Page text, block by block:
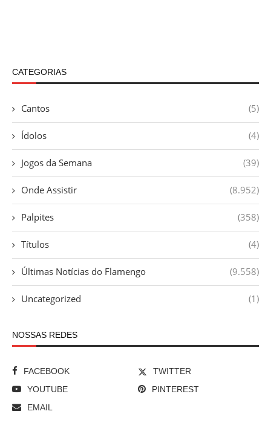
CATEGORIAS
Cantos (5)
Ídolos (4)
Jogos da Semana (39)
Onde Assistir (8.952)
Palpites (358)
Títulos (4)
Últimas Notícias do Flamengo (9.558)
Uncategorized (1)
NOSSAS REDES
FACEBOOK
TWITTER
YOUTUBE
PINTEREST
EMAIL